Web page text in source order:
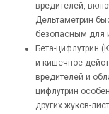
вредителей,
Дельтаметрин
безопасным для
Бета-цифлутрин
и кишечное
вредителей и
цифлутрин
других жуков-